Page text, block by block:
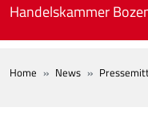
Skip to main content
Handelskammer
BREADCRUMB
Home News